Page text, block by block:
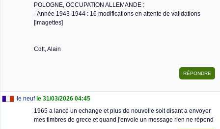
POLOGNE, OCCUPATION ALLEMANDE :
- Année 1943-1944 : 16 modifications en attente de validations
[imagettes]
Cdlt, Alain
le neufle 31/03/2026 04:45
1965 a lancé un echange et plus de nouvelle soit disant a envoyer
mes timbres de grece et quand j'envoie un message rien ne répond